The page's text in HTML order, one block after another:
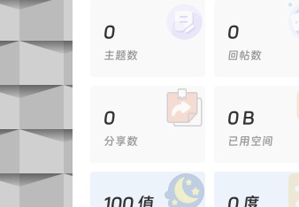
0
主题数
0
回帖数
0
分享数
0 B
已用空间